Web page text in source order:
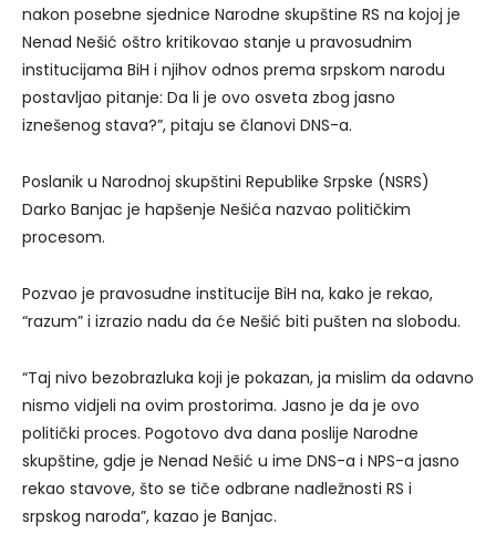
nakon posebne sjednice Narodne skupštine RS na kojoj je
Nenad Nešić oštro kritikovao stanje u pravosudnim
institucijama BiH i njihov odnos prema srpskom narodu
postavljao pitanje: Da li je ovo osveta zbog jasno
iznešenog stava?”, pitaju se članovi DNS-a.
Poslanik u Narodnoj skupštini Republike Srpske (NSRS)
Darko Banjac je hapšenje Nešića nazvao političkim
procesom.
Pozvao je pravosudne institucije BiH na, kako je rekao,
“razum” i izrazio nadu da će Nešić biti pušten na slobodu.
“Taj nivo bezobrazluka koji je pokazan, ja mislim da odavno
nismo vidjeli na ovim prostorima. Jasno je da je ovo
politički proces. Pogotovo dva dana poslije Narodne
skupštine, gdje je Nenad Nešić u ime DNS-a i NPS-a jasno
rekao stavove, što se tiče odbrane nadležnosti RS i
srpskog naroda”, kazao je Banjac.